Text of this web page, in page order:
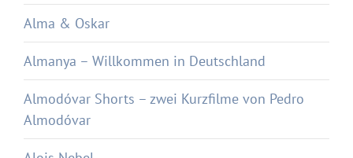
Alma & Oskar
Almanya – Willkommen in Deutschland
Almodóvar Shorts – zwei Kurzfilme von Pedro
Almodóvar